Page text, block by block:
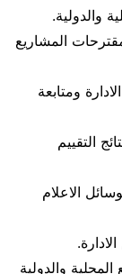
والدولية.
المشاريع
ومتابعة
التقييم
الاعلام
والدولية